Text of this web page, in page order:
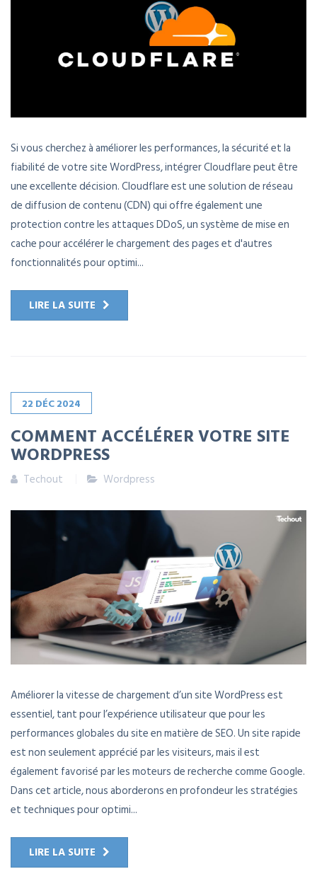
Si vous cherchez à améliorer les performances, la sécurité et la
fiabilité de votre site WordPress, intégrer Cloudflare peut être
une excellente décision. Cloudflare est une solution de réseau
de diffusion de contenu (CDN) qui offre également une
protection contre les attaques DDoS, un système de mise en
cache pour accélérer le chargement des pages et d'autres
fonctionnalités pour optimi...
LIRE LA SUITE
22 DÉC2024
COMMENT ACCÉLÉRER VOTRE SITE
WORDPRESS
Techout Wordpress
Améliorer la vitesse de chargement d’un site WordPress est
essentiel, tant pour l’expérience utilisateur que pour les
performances globales du site en matière de SEO. Un site rapide
est non seulement apprécié par les visiteurs, mais il est
également favorisé par les moteurs de recherche comme Google.
Dans cet article, nous aborderons en profondeur les stratégies
et techniques pour optimi...
LIRE LA SUITE